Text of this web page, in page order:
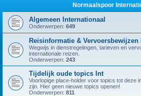
Normaalspoor
Algemeen Internationaal
Onderwerpen: 649
Reisinformatie & Vervoersbewijzen
Wegwijs in dienstregelingen, tarieven en
internationale reizen.
Onderwerpen: 243
Tijdelijk oude topics Int
Voorlopige place-holder voor topics tot deze
zijn. Hier geen nieuwe topics openen!
Onderwerpen: 811